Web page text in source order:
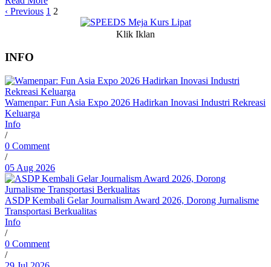
‹ Previous 1 2
Klik Iklan
INFO
Wamenpar: Fun Asia Expo 2026 Hadirkan Inovasi Industri Rekreasi
Keluarga
Info
/
0 Comment
/
05 Aug 2026
ASDP Kembali Gelar Journalism Award 2026, Dorong Jurnalisme
Transportasi Berkualitas
Info
/
0 Comment
/